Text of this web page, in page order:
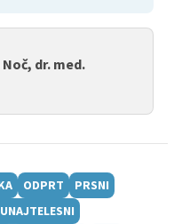
dr. med.
ODPRT
PRSNI